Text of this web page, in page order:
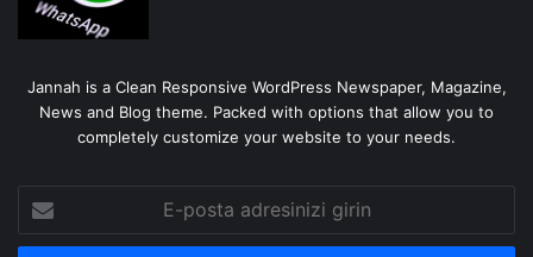
Jannah is a Clean Responsive WordPress Newspaper, Magazine,
News and Blog theme. Packed with options that allow you to
completely customize your website to your needs.
posta
adresinizi